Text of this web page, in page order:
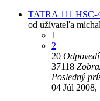
TATRA 111 HSC-
od užívateľa
1
2
20 Odpovedí
37118
Posledný
04 Júl 2008,